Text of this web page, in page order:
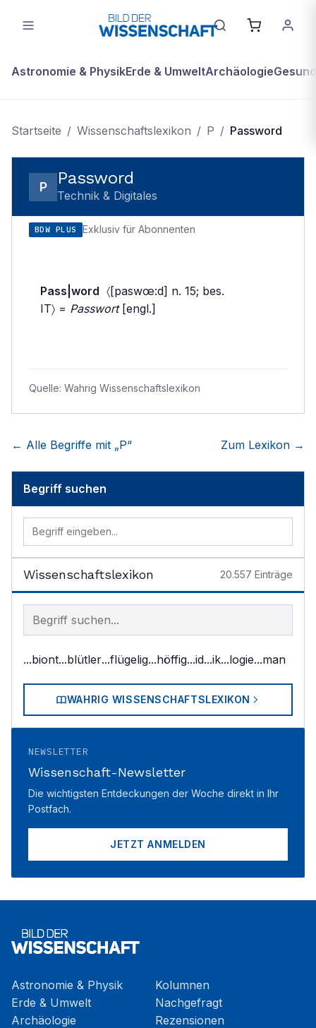
Astronomie & PhysikErde & UmweltArchäologie
Startseite / Wissenschaftslexikon / P / Password
P Password
Technik & Digitales
BDW PLUS Exklusiv für Abonnenten
Pass|word 〈[paswœ:d] n. 15; bes.
IT〉 = Passwort[engl.]
Quelle: Wahrig Wissenschaftslexikon
← Alle Begriffe mit „P“ Zum Lexikon →
Begriff suchen
Wissenschaftslexikon 20.557 Einträge
Begriff im Lexikon suchen
...biont...blütler...flügelig...höffig...id...ik...logie...man
WAHRIG WISSENSCHAFTSLEXIKON
NEWSLETTER
Wissenschaft-Newsletter
Die wichtigsten Entdeckungen der Woche direkt in Ihr
Postfach.
JETZT ANMELDEN
Astronomie & Physik
Erde & Umwelt
Archäologie
Kolumnen
Nachgefragt
Rezensionen